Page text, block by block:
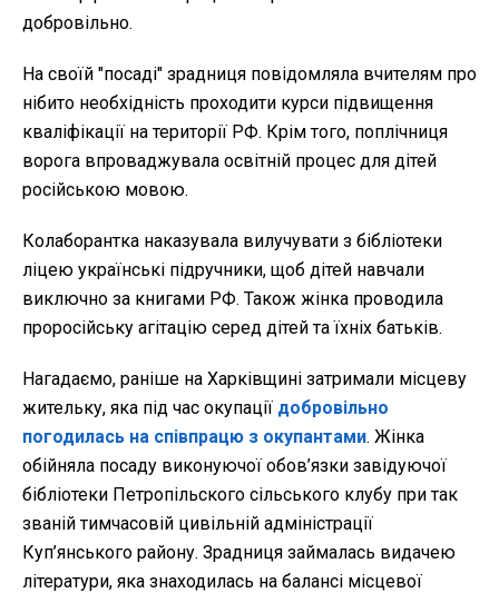
добровільно.
На своїй "посаді" зрадниця повідомляла вчителям про
нібито необхідність проходити курси підвищення
кваліфікації на території РФ. Крім того, поплічниця
ворога впроваджувала освітній процес для дітей
російською мовою.
Колаборантка наказувала вилучувати з бібліотеки
ліцею українські підручники, щоб дітей навчали
виключно за книгами РФ. Також жінка проводила
проросійську агітацію серед дітей та їхніх батьків.
Нагадаємо, раніше на Харківщині затримали місцеву
жительку, яка під час окупації добровільно
погодилась на співпрацю з окупантами. Жінка
обійняла посаду виконуючої обов’язки завідуючої
бібліотеки Петропільского сільського клубу при так
званій тимчасовій цивільній адміністрації
Куп’янського району. Зрадниця займалась видачею
літератури, яка знаходилась на балансі місцевої